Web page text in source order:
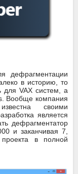
дефрагментации
в историю, то
для VAX систем, а
Вообще компания
своими
является
дефрагментатор
и заканчивая 7,
в полной